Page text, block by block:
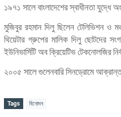
১৯৭১ সালে বাংলাদেশের স্বাধীনতা যুদ্ধে
মুজিবুর রহমান দিলু ছিলেন টেলিভিশন ও
থিয়েটার গ্রুপের মালিক দিলু ছোটদের
ইউনিভার্সিটি অব ক্রিয়েটিভ টেকনোলজির
২০০৫ সালে গুলেনবারি সিনড্রোমে আক্রান্ত
Tags বিনোদন